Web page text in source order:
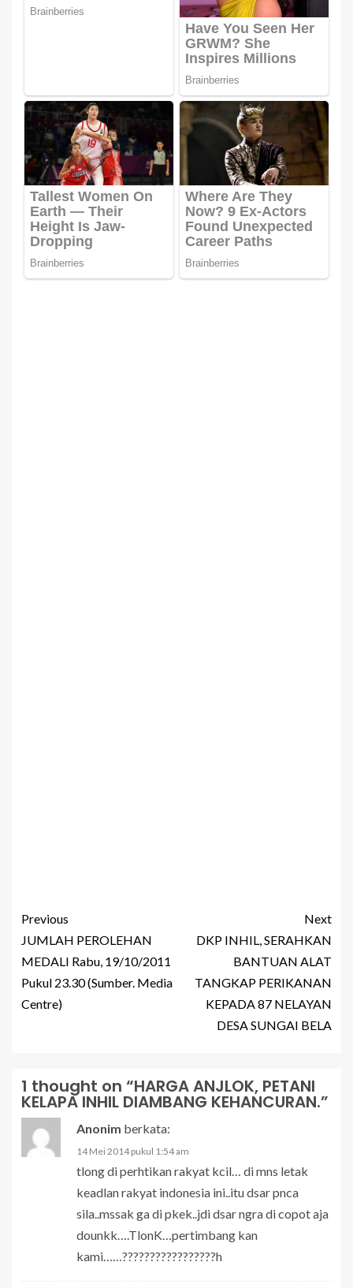
Previous
JUMLAH PEROLEHAN
MEDALI Rabu, 19/10/2011
Pukul 23.30 (Sumber. Media
Centre)
Next
DKP INHIL, SERAHKAN
BANTUAN ALAT
TANGKAP PERIKANAN
KEPADA 87 NELAYAN
DESA SUNGAI BELA
1 thought on “HARGA ANJLOK, PETANI
KELAPA INHIL DIAMBANG KEHANCURAN.”
Anonim berkata:
14 Mei 2014 pukul 1:54 am
tlong di perhtikan rakyat kcil… di mns letak
keadlan rakyat indonesia ini..itu dsar pnca
sila..mssak ga di pkek..jdi dsar ngra di copot aja
dounkk….TlonK…pertimbang kan
kami……?????????????????h